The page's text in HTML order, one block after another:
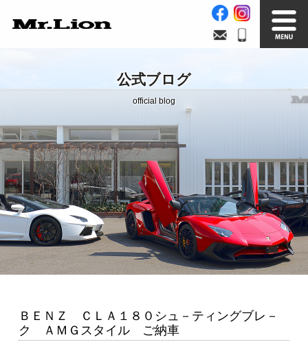
在庫車情報 買取無料査定
Factory
自社工場 サービス案内
Official Blog
公式ブログ
Company info.
会社案内
公式ブログ
official blog
ＢＥＮＺ ＣＬＡ１８０シュ－ティングブレ－
ク ＡＭＧスタイル ご納車